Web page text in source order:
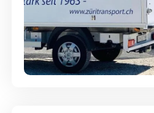
Möbellagerung -
aufbewahrt